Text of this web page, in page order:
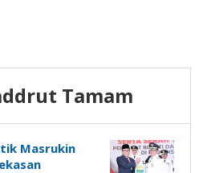
Tamam
Masrukin